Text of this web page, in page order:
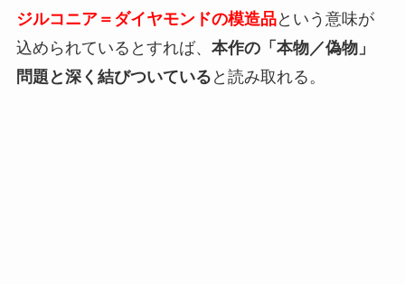
ジルコニア＝ダイヤモンドの模造品という意味が
込められているとすれば、 本作の「本物／偽物」
問題と深く結びついている と読み取れる。